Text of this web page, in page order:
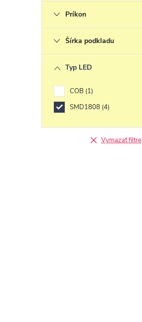
Príkon
Šírka podkladu
Typ LED
COB 1
SMD1808 4
Vymazať filtre